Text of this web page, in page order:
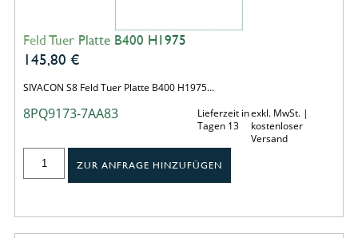
Feld Tuer Platte B400 H1975
145,80 €
SIVACON S8 Feld Tuer Platte B400 H1975…
8PQ9173-7AA83
Lieferzeit in
Tagen 13
exkl. MwSt. |
kostenloser
Versand
ZUR ANFRAGE HINZUFÜGEN